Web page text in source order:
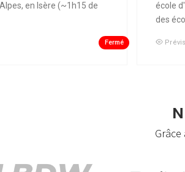
en Isère (~1h15 de
Fermé
école
des